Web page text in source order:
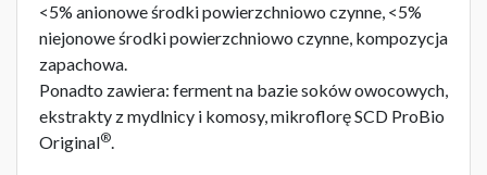
<5% anionowe środki powierzchniowo czynne, <5%
niejonowe środki powierzchniowo czynne, kompozycja
zapachowa.
Ponadto zawiera: ferment na bazie soków owocowych,
ekstrakty z mydlnicy i komosy, mikroflorę SCD ProBio
Original®.